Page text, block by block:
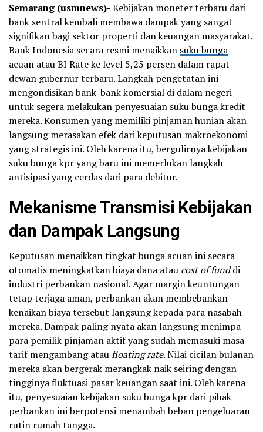
Semarang (usmnews)-Kebijakan moneter terbaru dari
bank sentral kembali membawa dampak yang sangat
signifikan bagi sektor properti dan keuangan masyarakat.
Bank Indonesia secara resmi menaikkan suku bunga
acuan atau BI Rate ke level 5,25 persen dalam rapat
dewan gubernur terbaru. Langkah pengetatan ini
mengondisikan bank-bank komersial di dalam negeri
untuk segera melakukan penyesuaian suku bunga kredit
mereka. Konsumen yang memiliki pinjaman hunian akan
langsung merasakan efek dari keputusan makroekonomi
yang strategis ini. Oleh karena itu, bergulirnya kebijakan
suku bunga kpr yang baru ini memerlukan langkah
antisipasi yang cerdas dari para debitur.
Mekanisme Transmisi Kebijakan
dan Dampak Langsung
Keputusan menaikkan tingkat bunga acuan ini secara
otomatis meningkatkan biaya dana atau cost of funddi
industri perbankan nasional. Agar margin keuntungan
tetap terjaga aman, perbankan akan membebankan
kenaikan biaya tersebut langsung kepada para nasabah
mereka. Dampak paling nyata akan langsung menimpa
para pemilik pinjaman aktif yang sudah memasuki masa
tarif mengambang ataufloating rate. Nilai cicilan bulanan
mereka akan bergerak merangkak naik seiring dengan
tingginya fluktuasi pasar keuangan saat ini. Oleh karena
itu, penyesuaian kebijakan suku bunga kpr dari pihak
perbankan ini berpotensi menambah beban pengeluaran
rutin rumah tangga.